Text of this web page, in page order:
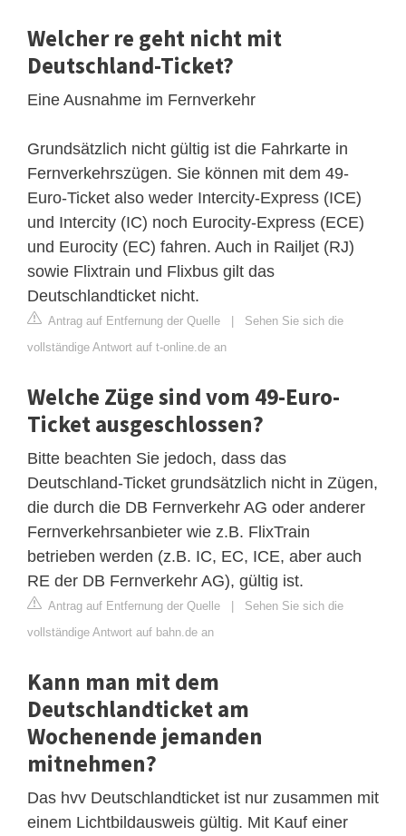
Welcher re geht nicht mit
Deutschland-Ticket?
Eine Ausnahme im Fernverkehr
Grundsätzlich nicht gültig ist die Fahrkarte in
Fernverkehrszügen. Sie können mit dem 49-
Euro-Ticket also weder Intercity-Express (ICE)
und Intercity (IC) noch Eurocity-Express (ECE)
und Eurocity (EC) fahren. Auch in Railjet (RJ)
sowie Flixtrain und Flixbus gilt das
Deutschlandticket nicht.
Antrag auf Entfernung der Quelle | Sehen Sie sich die
vollständige Antwort auf t-online.de an
Welche Züge sind vom 49-Euro-
Ticket ausgeschlossen?
Bitte beachten Sie jedoch, dass das
Deutschland-Ticket grundsätzlich nicht in Zügen,
die durch die DB Fernverkehr AG oder anderer
Fernverkehrsanbieter wie z.B. FlixTrain
betrieben werden (z.B. IC, EC, ICE, aber auch
RE der DB Fernverkehr AG), gültig ist.
Antrag auf Entfernung der Quelle | Sehen Sie sich die
vollständige Antwort auf bahn.de an
Kann man mit dem
Deutschlandticket am
Wochenende jemanden
mitnehmen?
Das hvv Deutschlandticket ist nur zusammen mit
einem Lichtbildausweis gültig. Mit Kauf einer